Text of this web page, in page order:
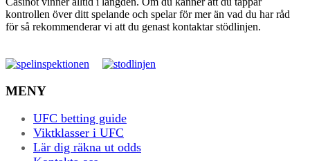
kontrollen över ditt spelande och spelar för mer än vad du har råd
för så rekommenderar vi att du genast kontaktar stödlinjen.
MENY
UFC betting guide
Viktklasser i UFC
Lär dig räkna ut odds